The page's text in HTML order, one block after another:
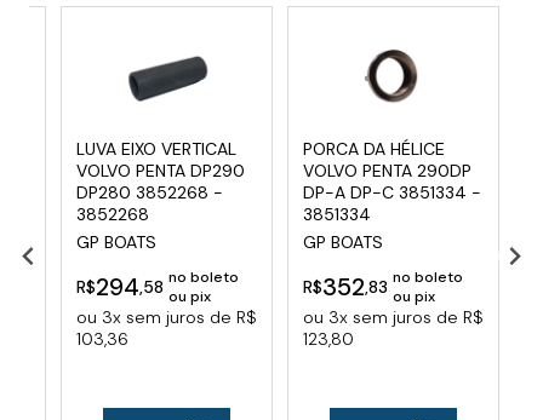
LUVA EIXO VERTICAL
VOLVO PENTA DP290
DP280 3852268 -
3852268
GP BOATS
R$294,58 no boleto
ou pix
ou 3x sem juros de R$
103,36
PORCA DA HÉLICE
VOLVO PENTA 290DP
DP-A DP-C 3851334 -
3851334
GP BOATS
R$352,83 no boleto
ou pix
ou 3x sem juros de R$
123,80